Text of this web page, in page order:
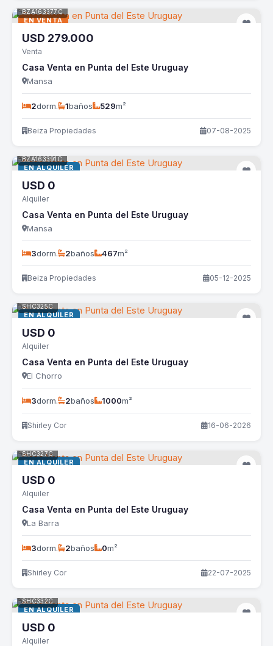
EN VENTA
BZA163377C
USD 279.000
Venta
Casa Venta en Punta del Este Uruguay
Mansa
2dorm. 1baños 529m²
Beiza Propiedades 07-08-2025
EN ALQUILER
BZA163391C
USD 0
Alquiler
Casa Venta en Punta del Este Uruguay
Mansa
3dorm. 2baños 467m²
Beiza Propiedades 05-12-2025
EN ALQUILER
SHC325C
USD 0
Alquiler
Casa Venta en Punta del Este Uruguay
El Chorro
3dorm. 2baños 1000m²
Shirley Cor 16-06-2026
EN ALQUILER
SHC327C
USD 0
Alquiler
Casa Venta en Punta del Este Uruguay
La Barra
3dorm. 2baños 0m²
Shirley Cor 22-07-2025
EN ALQUILER
SHC332C
USD 0
Alquiler